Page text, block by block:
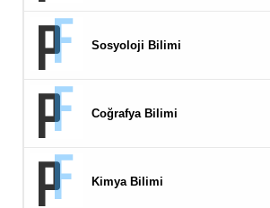
Sosyoloji Bilimi
Coğrafya Bilimi
Kimya Bilimi